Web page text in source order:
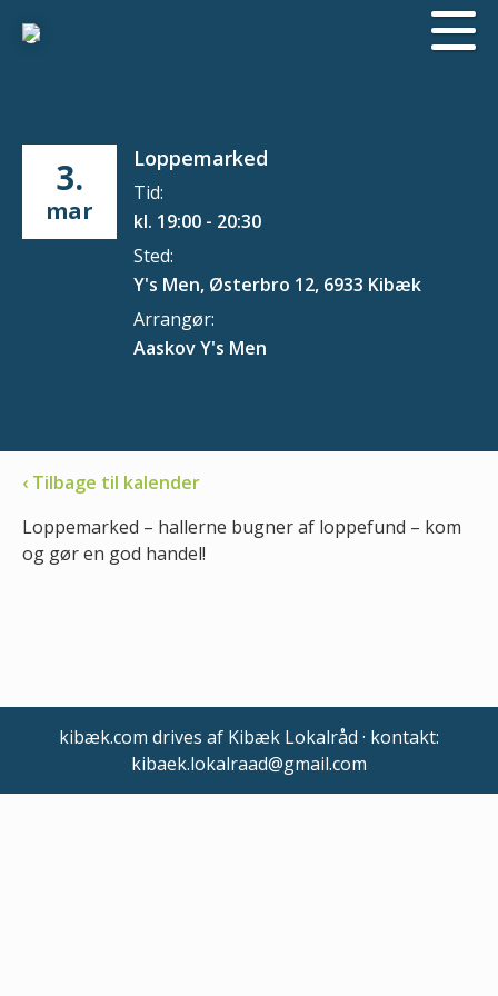
3.
mar
Loppemarked
Tid:
kl. 19:00 - 20:30
Sted:
Y's Men, Østerbro 12, 6933 Kibæk
Arrangør:
Aaskov Y's Men
‹ Tilbage til kalender
Loppemarked – hallerne bugner af loppefund – kom
og gør en god handel!
kibæk.com drives af Kibæk Lokalråd · kontakt:
kibaek.lokalraad@gmail.com